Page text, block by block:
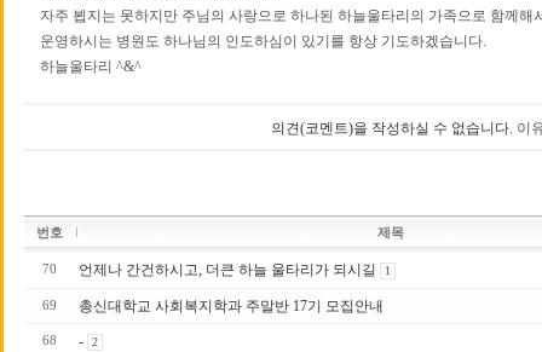
자주 뵙지는 못하지만 주님의 사랑으로 하나된 하늘울타리의 가족으로 함께해
운영하시는 병원도 하나님의 인도하심이 있기를 항상 기도하겠습니다.
하늘울타리 ^&^
의견(코멘트)을 작성하실 수 없습니다. 이
번호 제목
70 언제나 간건하시고, 더큰 하늘 울타리가 되시길 1
69 총신대학교 사회복지학과 주말반 17 기 모집안내
68 - 2